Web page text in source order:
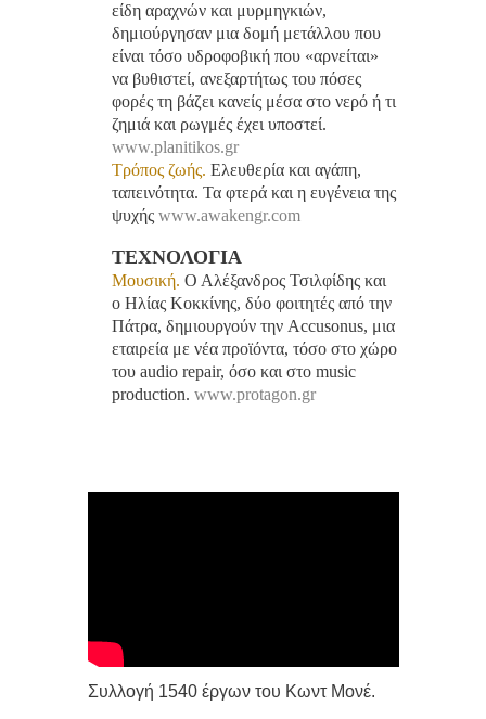
είδη αραχνών και μυρμηγκιών,
δημιούργησαν μια δομή μετάλλου που
είναι τόσο υδροφοβική που «αρνείται»
να βυθιστεί, ανεξαρτήτως του πόσες
φορές τη βάζει κανείς μέσα στο νερό ή τι
ζημιά και ρωγμές έχει υποστεί.
www.planitikos.gr
Τρόπος ζωής. Ελευθερία και αγάπη,
ταπεινότητα. Τα φτερά και η ευγένεια της
ψυχής www.awakengr.com
ΤΕΧΝΟΛΟΓΙΑ
Mουσική. Ο Αλέξανδρος Τσιλφίδης και
ο Ηλίας Κοκκίνης, δύο φοιτητές από την
Πάτρα, δημιουργούν την Accusonus, μια
εταιρεία με νέα προϊόντα, τόσο στο χώρο
του audio repair, όσο και στο music
production. www.protagon.gr
Συλλογή 1540 έργων του Κωντ Μονέ.